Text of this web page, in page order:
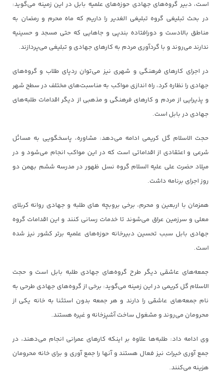
است، دبیر گروه‌های جهادی حوزه‌های علمیه بابل در این زمینه می‌گوید:
در بحث تبلیغی گروه تبلیغی الغدیر را داریم که ماه محرم و رمضان به
مناطق بالادست و دورافتاده بندپی و جاهایی که حتی مسجد و حسینیه
ندارند می‌روند و با گردآوری مردم به کارهای جهادی و تبلیغی می‌پردازند.
در اجرای کارهای فرهنگی و شهری نیز می‌توان ردپای طلاب و گروه‌های
جهادی را نظاره کرد، راه اندازی مواکب به مناسبت‌های مختلف در سطح شهر
و پذیرایی از مردم و کارهای فرهنگی و مذهبی از دیگر اقدامات طلبه‌های
جهادی در بابل است.
حجت الاسلام گل کریمی ادامه می‌دهد: مشاوره، پاسخگویی به مسائل
شرعی و اعتقادی از اقداماتی است که در این مواکب انجام می‌شود و در
میلاد حضرت علی علیه السلام گروه نسل ظهور در مدرسه ششم بهمن دو
روز اجرای برنامه داشت.
همزمان با اربعین و محرم، برخی بروبچه های طلبه و جهادی روانه کربلای
معلی و سرزمین عراق می‌شوند تا خدمات رسانی کنند و این اقدامات گروه
جهادی بابل سبب تحسین دبیرخانه حوزه‌های علمیه برتر کشور نیز شده
است.
جمعه‌های عاشقی دیگر طرح گروه‌های جهادی طلبه بابل است و حجت
الاسلام گل کریمی در این زمینه می‌گوید: برخی از گروه‌های جهادی طرحی به
نام جمعه‌های عاشقی را دارند و هر جمعه بدون استثنا به خانه یکی از
محرومان می‌روند و مشغول ساخت آشپزخانه و غیره هستند.
وی ادامه داد: طلبه‌ها علاوه بر اینکه کارهای عمرانی انجام می‌دهند، در
جمع آوری خیرات نیز فعال هستند و آنها را جمع آوری و برای خانه محرومان
هزینه می‌کنند.